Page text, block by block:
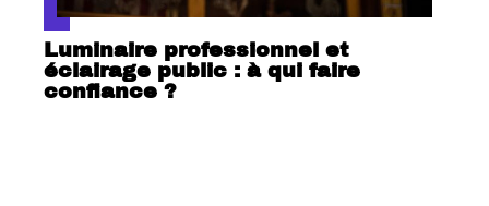
Luminaire professionnel et
éclairage public : à qui faire
confiance ?